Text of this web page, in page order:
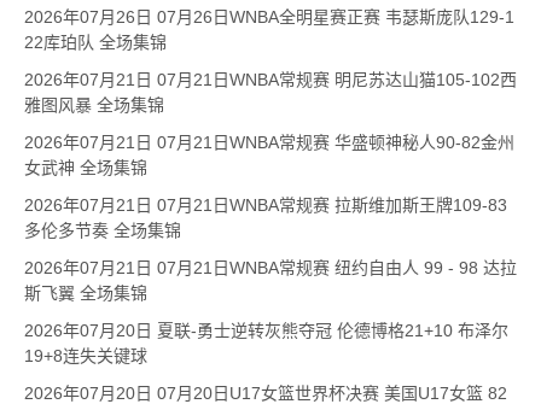
2026年07月26日 07月26日WNBA全明星赛正赛 韦瑟斯庞队129-1
22库珀队 全场集锦
2026年07月21日 07月21日WNBA常规赛 明尼苏达山猫105-102西
雅图风暴 全场集锦
2026年07月21日 07月21日WNBA常规赛 华盛顿神秘人90-82金州
女武神 全场集锦
2026年07月21日 07月21日WNBA常规赛 拉斯维加斯王牌109-83
多伦多节奏 全场集锦
2026年07月21日 07月21日WNBA常规赛 纽约自由人 99 - 98 达拉
斯飞翼 全场集锦
2026年07月20日 夏联-勇士逆转灰熊夺冠 伦德博格21+10 布泽尔
19+8连失关键球
2026年07月20日 07月20日U17女篮世界杯决赛 美国U17女篮 82